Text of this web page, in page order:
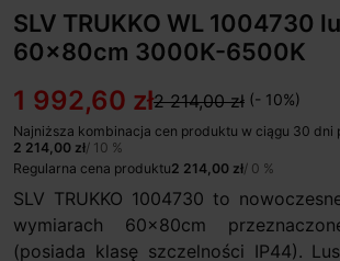
SLV TRUKKO WL 1004730
60x80cm 3000K-6500K
1 992,60 zł2 214,00 zł (- 10%)
Najniższa kombinacja cen produktu w ciągu 30 dni
2 214,00 zł/ 10 %
Regularna cena produktu2 214,00 zł/ 0 %
SLV TRUKKO 1004730 to
wymiarach 60x80cm
(posiada klasę szczelności IP44).